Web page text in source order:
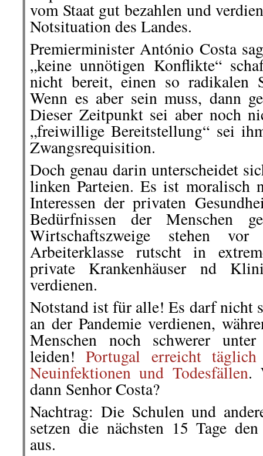
vom Staat gut bezahlen und
Notsituation des Landes.
Premierminister António Costa
„keine unnötigen Konflikte“
nicht bereit, einen so radikalen
Wenn es aber sein muss, dann
Dieser Zeitpunkt sei aber noch
„freiwillige Bereitstellung“ sei
Zwangsrequisition.
Doch genau darin unterscheidet
linken Parteien. Es ist moralisch
Interessen der privaten
Bedürfnissen der Menschen
Wirtschaftszweige stehen
Arbeiterklasse rutscht in
private Krankenhäuser nd
verdienen.
Notstand ist für alle! Es darf nicht
an der Pandemie verdienen,
Menschen noch schwerer
leiden!Portugal erreicht
Neuinfektionen und Todesfällen.
dann Senhor Costa?
Nachtrag: Die Schulen und
setzen die nächsten 15 Tage
aus.